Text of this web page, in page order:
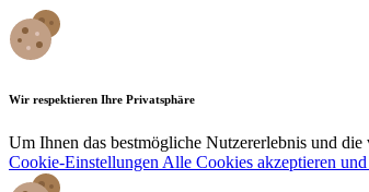
Wir respektieren Ihre Privatsphäre
Um Ihnen das bestmögliche Nutzererlebnis und
Cookie-Einstellungen Alle Cookies akzeptieren